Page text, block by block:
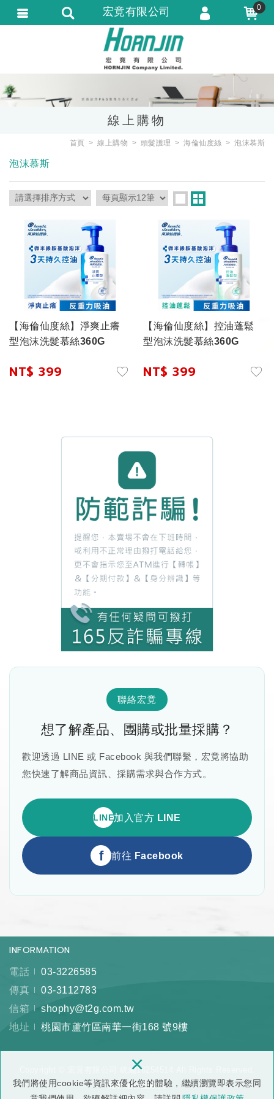
我們將使用cookie等資訊來優化您的體驗，繼續瀏覽即表示您同
×
線上購物
首頁 線上購物 頭髮護理 海倫仙度絲 泡沫慕斯
泡沫慕斯
【海倫仙度絲】淨爽止癢
型泡沫洗髮慕絲360G
NT$ 399
【海倫仙度絲】控油蓬鬆
型泡沫洗髮慕絲360G
NT$ 399
聯絡宏竟
想了解產品、團購或批量採購？
歡迎透過 LINE 或 Facebook 與我們聯繫，宏竟將協助
您快速了解商品資訊、採購需求與合作方式。
LINE加入官方 LINE
f 前往 Facebook
INFORMATION
電話
03-3226585
傳真
03-3112783
信箱
shophy@t2g.com.tw
地址
桃園市蘆竹區南華一街168 號9樓
Copyright © 宏竟有限公司 統編16254514 All Rights Reserved.
隱私權保護政策
宏竟有限公司 0
會員登入
會員註冊
訂單查詢
匯款通知